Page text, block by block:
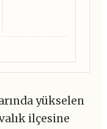
yükselen
ilçesine